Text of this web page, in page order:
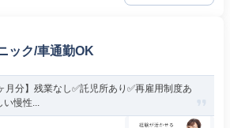
ック/車通勤OK
月分】残業なし✅託児所あり✅再雇用制度あ
い慢性...